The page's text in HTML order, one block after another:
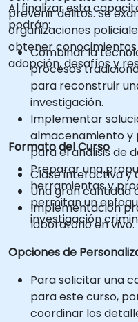
prevenir delitos. Se
organizaciones
obtener
adopción, desafíos y
Al finalizar esta
podrán:
Combinar la
procesos
para reconstruir
investigación.
Implementar
almacenamiento y
para el análisis de
Preparar una
herramientas y
permitan un
investigación
Formato del Curso
Clase interactiva y
Una gran cantidad
Implementación
laboratorio en vivo.
Opciones de
Para solicitar una
para este curso,
coordinar los